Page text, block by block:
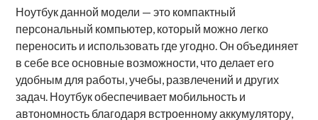
Ноутбук данной модели — это компактный
персональный компьютер, который можно легко
переносить и использовать где угодно. Он объединяет
в себе все основные возможности, что делает его
удобным для работы, учебы, развлечений и других
задач. Ноутбук обеспечивает мобильность и
автономность благодаря встроенному аккумулятору,